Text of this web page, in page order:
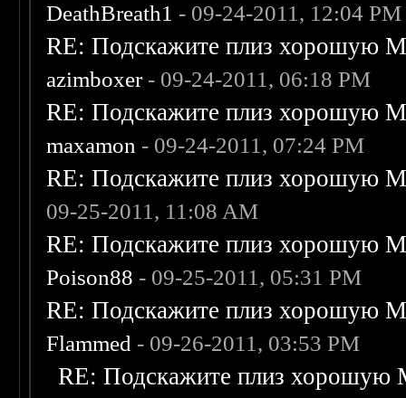
DeathBreath1 - 09-24-2011, 12:04 PM
RE: Подскажите плиз хорошую
azimboxer- 09-24-2011, 06:18 PM
RE: Подскажите плиз хорошую
maxamon - 09-24-2011, 07:24 PM
RE: Подскажите плиз хорошую
09-25-2011, 11:08 AM
RE: Подскажите плиз хорошую
Poison88 - 09-25-2011, 05:31 PM
RE: Подскажите плиз хорошую
Flammed - 09-26-2011, 03:53 PM
RE: Подскажите плиз хорошую